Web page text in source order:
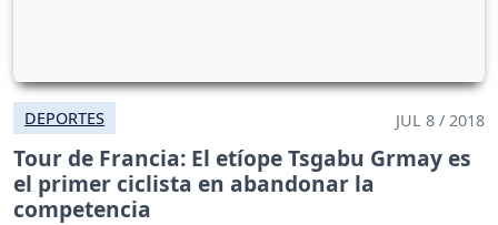
DEPORTES JUL 8 / 2018
Tour de Francia: El etíope Tsgabu Grmay es
el primer ciclista en abandonar la
competencia